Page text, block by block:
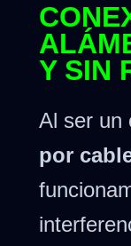
Y SIN
Al ser un
por